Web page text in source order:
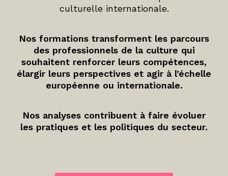
culturelle internationale.
Nos formations transforment les parcours
des professionnels de la culture qui
souhaitent renforcer leurs compétences,
élargir leurs perspectives et agir à l’échelle
européenne ou internationale.
Nos analyses contribuent à faire évoluer
les pratiques et les politiques du secteur.